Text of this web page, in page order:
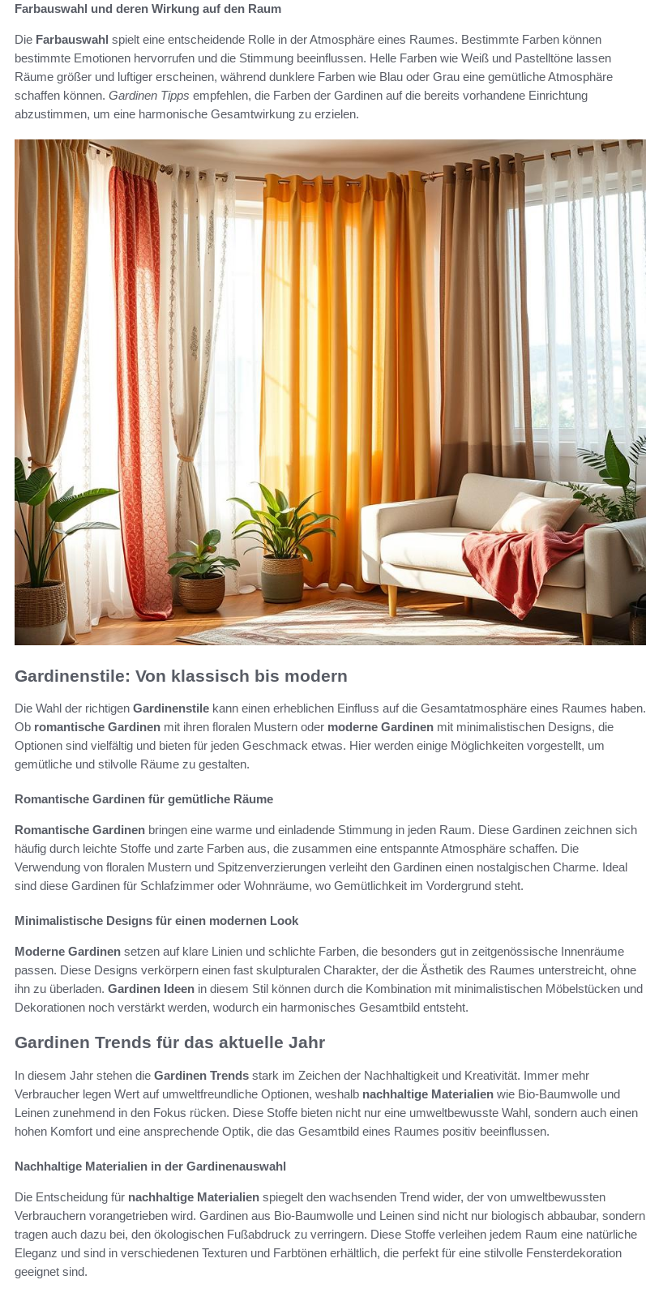
Farbauswahl und deren Wirkung auf den Raum
Die Farbauswahl spielt eine entscheidende Rolle in der Atmosphäre eines Raumes. Bestimmte Farben können
bestimmte Emotionen hervorrufen und die Stimmung beeinflussen. Helle Farben wie Weiß und Pastelltöne lassen
Räume größer und luftiger erscheinen, während dunklere Farben wie Blau oder Grau eine gemütliche Atmosphäre
schaffen können. Gardinen Tipps empfehlen, die Farben der Gardinen auf die bereits vorhandene Einrichtung
abzustimmen, um eine harmonische Gesamtwirkung zu erzielen.
Gardinenstile: Von klassisch bis modern
Die Wahl der richtigen Gardinenstile kann einen erheblichen Einfluss auf die Gesamtatmosphäre eines Raumes haben.
Ob romantische Gardinen mit ihren floralen Mustern oder moderne Gardinen mit minimalistischen Designs, die
Optionen sind vielfältig und bieten für jeden Geschmack etwas. Hier werden einige Möglichkeiten vorgestellt, um
gemütliche und stilvolle Räume zu gestalten.
Romantische Gardinen für gemütliche Räume
Romantische Gardinen bringen eine warme und einladende Stimmung in jeden Raum. Diese Gardinen zeichnen sich
häufig durch leichte Stoffe und zarte Farben aus, die zusammen eine entspannte Atmosphäre schaffen. Die
Verwendung von floralen Mustern und Spitzenverzierungen verleiht den Gardinen einen nostalgischen Charme. Ideal
sind diese Gardinen für Schlafzimmer oder Wohnräume, wo Gemütlichkeit im Vordergrund steht.
Minimalistische Designs für einen modernen Look
Moderne Gardinen setzen auf klare Linien und schlichte Farben, die besonders gut in zeitgenössische Innenräume
passen. Diese Designs verkörpern einen fast skulpturalen Charakter, der die Ästhetik des Raumes unterstreicht, ohne
ihn zu überladen. Gardinen Ideen in diesem Stil können durch die Kombination mit minimalistischen Möbelstücken und
Dekorationen noch verstärkt werden, wodurch ein harmonisches Gesamtbild entsteht.
Gardinen Trends für das aktuelle Jahr
In diesem Jahr stehen die Gardinen Trends stark im Zeichen der Nachhaltigkeit und Kreativität. Immer mehr
Verbraucher legen Wert auf umweltfreundliche Optionen, weshalb nachhaltige Materialien wie Bio-Baumwolle und
Leinen zunehmend in den Fokus rücken. Diese Stoffe bieten nicht nur eine umweltbewusste Wahl, sondern auch einen
hohen Komfort und eine ansprechende Optik, die das Gesamtbild eines Raumes positiv beeinflussen.
Nachhaltige Materialien in der Gardinenauswahl
Die Entscheidung für nachhaltige Materialien spiegelt den wachsenden Trend wider, der von umweltbewussten
Verbrauchern vorangetrieben wird. Gardinen aus Bio-Baumwolle und Leinen sind nicht nur biologisch abbaubar, sondern
tragen auch dazu bei, den ökologischen Fußabdruck zu verringern. Diese Stoffe verleihen jedem Raum eine natürliche
Eleganz und sind in verschiedenen Texturen und Farbtönen erhältlich, die perfekt für eine stilvolle Fensterdekoration
geeignet sind.